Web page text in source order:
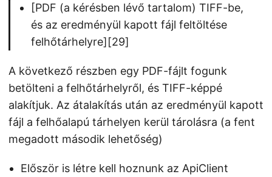
[PDF (a kérésben lévő tartalom) TIFF-be,
és az eredményül kapott fájl feltöltése
felhőtárhelyre][29]
A következő részben egy PDF-fájlt fogunk
betölteni a felhőtárhelyről, és TIFF-képpé
alakítjuk. Az átalakítás után az eredményül kapott
fájl a felhőalapú tárhelyen kerül tárolásra (a fent
megadott második lehetőség)
Először is létre kell hoznunk az ApiClient